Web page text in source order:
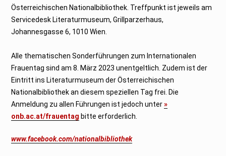
Österreichischen Nationalbibliothek. Treffpunkt ist jeweils am
Servicedesk Literaturmuseum, Grillparzerhaus,
Johannesgasse 6, 1010 Wien.
Alle thematischen Sonderführungen zum Internationalen
Frauentag sind am 8. März 2023 unentgeltlich. Zudem ist der
Eintritt ins Literaturmuseum der Österreichischen
Nationalbibliothek an diesem speziellen Tag frei. Die
Anmeldung zu allen Führungen ist jedoch unter»
onb.ac.at/frauentag bitte erforderlich.
www.facebook.com/nationalbibliothek